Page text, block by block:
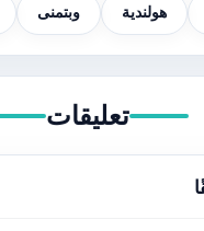
هولندية وبتمنى
تعليقات